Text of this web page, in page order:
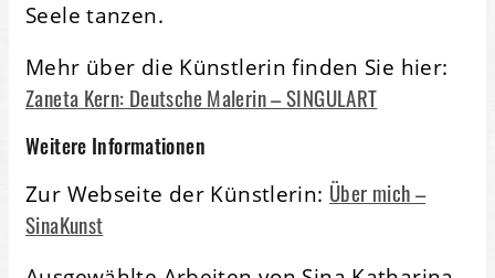
Seele tanzen.
Mehr über die Künstlerin finden Sie hier:
Zaneta Kern: Deutsche Malerin – SINGULART
Weitere Informationen
Zur Webseite der Künstlerin: Über mich –
SinaKunst